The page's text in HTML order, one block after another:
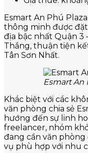
Esmart An Phú
thông minh được
địa bậc nhất Quận 3
Thắng, thuận tiện
Tân Sơn Nhất.
Esmart An
Khác biệt với các
văn phòng chia sẻ
hướng đến sự linh
freelancer, nhóm
đang cần văn phòng
vụ phù hợp với nhu